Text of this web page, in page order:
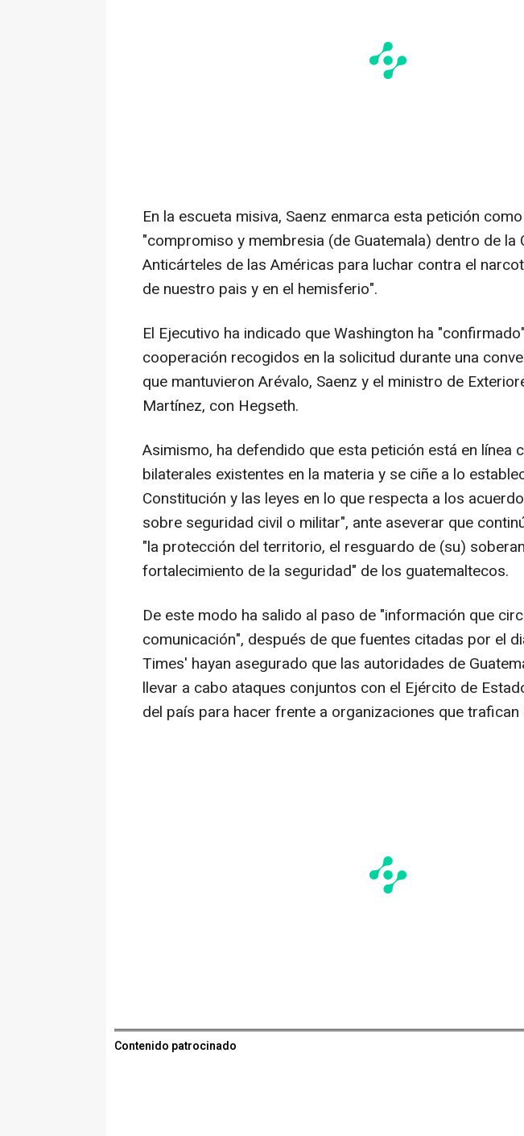
En la escueta misiva, Saenz enmarca esta petición
"compromiso y membresia (de Guatemala) dentro de la
Anticárteles de las Américas para luchar contra el
de nuestro pais y en el hemisferio".
El Ejecutivo ha indicado que Washington ha
cooperación recogidos en la solicitud durante una
que mantuvieron Arévalo, Saenz y el ministro de
Martínez, con Hegseth.
Asimismo, ha defendido que esta petición está en línea
bilaterales existentes en la materia y se ciñe a lo
Constitución y las leyes en lo que respecta a los
sobre seguridad civil o militar", ante aseverar que
"la protección del territorio, el resguardo de (su)
fortalecimiento de la seguridad" de los guatemaltecos.
De este modo ha salido al paso de "información que
comunicación", después de que fuentes citadas por el
Times' hayan asegurado que las autoridades de
llevar a cabo ataques conjuntos con el Ejército de
del país para hacer frente a organizaciones que
Contenido patrocinado